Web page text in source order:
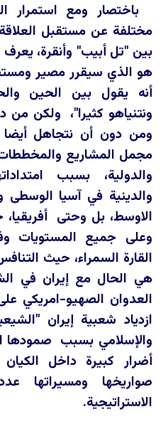
باختصار ومع استمرار
مختلفة عن مستقبل
بين "تل أبيب" وأنقرة،
هو الذي سيقرر مصير
أنه يقول بين الحين
ونتنياهو كثيرا"، ولكن من
ومن دون أن نتجاهل أيضا
مجمل المشاريع والمخططات
والدولية، بسبب
والدينية في آسيا الوسطى
الاوسط، بل وحتى أفريقيا،
وعلى جميع المستويات
القارة السمراء، حيث
هي الحال مع إيران في
العدوان الصهيو-امريكي
ازدياد شعبية إيران
والإسلامي بسبب صمودها
أضرار كبيرة داخل
صواريخها ومسيراتها
الاستراتيجية.